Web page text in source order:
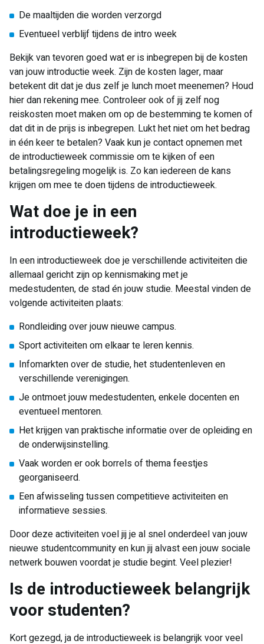
De maaltijden die worden verzorgd
Eventueel verblijf tijdens de intro week
Bekijk van tevoren goed wat er is inbegrepen bij de kosten
van jouw introductie week. Zijn de kosten lager, maar
betekent dit dat je dus zelf je lunch moet meenemen? Houd
hier dan rekening mee. Controleer ook of jij zelf nog
reiskosten moet maken om op de bestemming te komen of
dat dit in de prijs is inbegrepen. Lukt het niet om het bedrag
in één keer te betalen? Vaak kun je contact opnemen met
de introductieweek commissie om te kijken of een
betalingsregeling mogelijk is. Zo kan iedereen de kans
krijgen om mee te doen tijdens de introductieweek.
Wat doe je in een
introductieweek?
In een introductieweek doe je verschillende activiteiten die
allemaal gericht zijn op kennismaking met je
medestudenten, de stad én jouw studie. Meestal vinden de
volgende activiteiten plaats:
Rondleiding over jouw nieuwe campus.
Sport activiteiten om elkaar te leren kennis.
Infomarkten over de studie, het studentenleven en
verschillende verenigingen.
Je ontmoet jouw medestudenten, enkele docenten en
eventueel mentoren.
Het krijgen van praktische informatie over de opleiding en
de onderwijsinstelling.
Vaak worden er ook borrels of thema feestjes
georganiseerd.
Een afwisseling tussen competitieve activiteiten en
informatieve sessies.
Door deze activiteiten voel jij je al snel onderdeel van jouw
nieuwe studentcommunity en kun jij alvast een jouw sociale
netwerk bouwen voordat je studie begint. Veel plezier!
Is de introductieweek belangrijk
voor studenten?
Kort gezegd, ja de introductieweek is belangrijk voor veel